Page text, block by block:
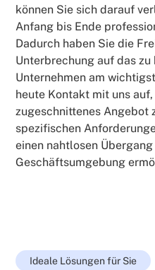
können Sie sich darauf
Anfang bis Ende
Dadurch haben Sie die
Unterbrechung auf das
Unternehmen am
heute Kontakt mit uns
zugeschnittenes Angebot
spezifischen
einen nahtlosen
Geschäftsumgebung
Ideale Lösungen für Sie